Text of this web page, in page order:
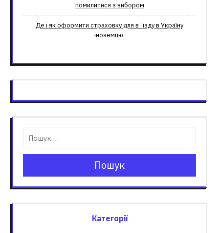
помилитися з вибором
Де і як оформити страховку для вʼїзду в Україну
іноземцю.
Пошук
Категорії